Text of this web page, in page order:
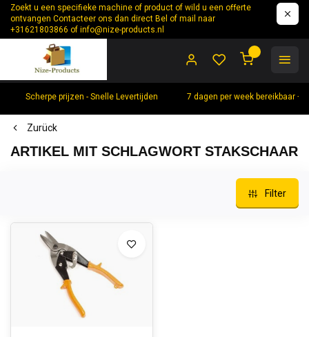
Zoekt u een specifieke machine of product of wild u een offerte
ontvangen Contacteer ons dan direct Bel of mail naar
+31621803866 ofinfo@nize-products.nl
Scherpe prijzen - Snelle Levertijden 7 dagen per week bereikbaar
Zurück
ARTIKEL MIT SCHLAGWORT STAKSCHAAR
Filter